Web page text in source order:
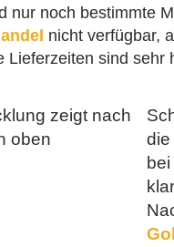
nur noch bestimmte
nicht verfügbar,
Lieferzeiten sind sehr
die